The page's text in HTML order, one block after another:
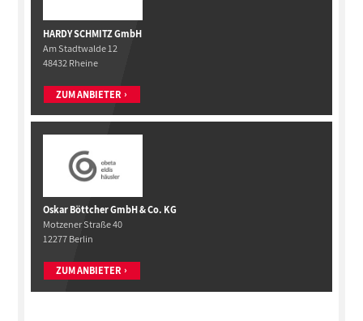
HARDY SCHMITZ GmbH
Am Stadtwalde 12
48432 Rheine
ZUM ANBIETER
Oskar Böttcher GmbH & Co. KG
Motzener Straße 40
12277 Berlin
ZUM ANBIETER